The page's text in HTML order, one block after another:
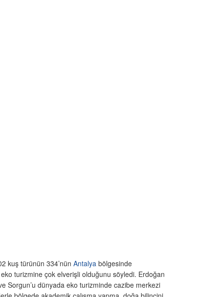
kuş türünün 334’nün Antalya bölgesinde
turizmine çok elverişli olduğunu söyledi. Erdoğan
Sorgun’u dünyada eko turizminde cazibe merkezi